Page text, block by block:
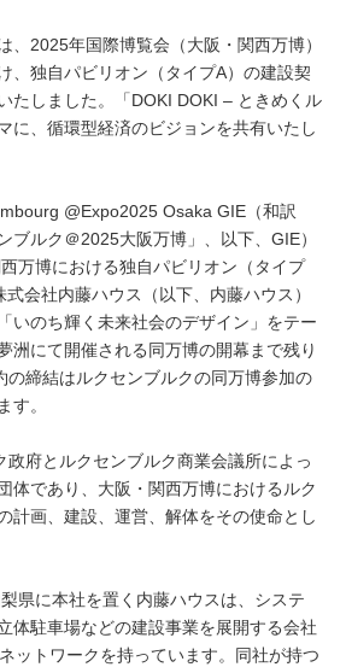
、2025年国際博覧会（大阪・関西万博）
、独自パビリオン（タイプA）の建設契
たしました。「DOKI DOKI – ときめくル
に、循環型経済のビジョンを共有いたし
@Expo2025 Osaka GIE（和訳
ブルク＠2025大阪万博」、以下、GIE）
万博における独自パビリオン（タイプ
会社内藤ハウス（以下、内藤ハウス）
いのち輝く未来社会のデザイン」をテー
洲にて開催される同万博の開幕まで残り
の締結はルクセンブルクの同万博参加の
す。
政府とルクセンブルク商業会議所によっ
体であり、大阪・関西万博におけるルク
計画、建設、運営、解体をその使命とし
県に本社を置く内藤ハウスは、システ
体駐車場などの建設事業を展開する会社
ットワークを持っています。同社が持つ